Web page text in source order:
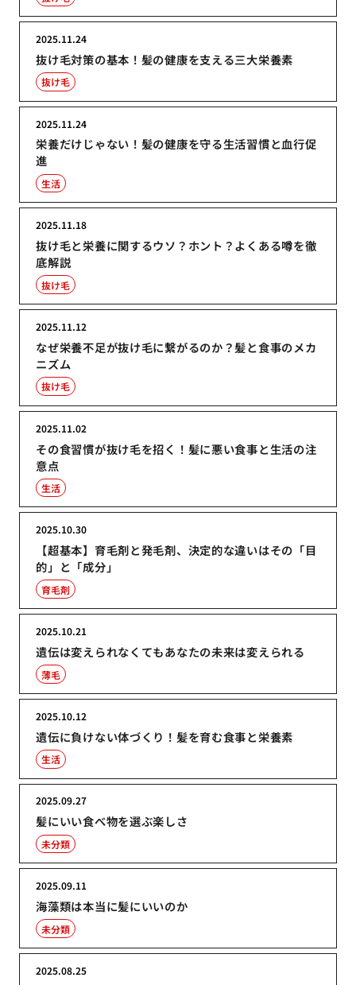
抜け毛対策の基本！髪の健康を支える三大栄養素
2025.11.24
抜け毛
栄養だけじゃない！髪の健康を守る生活習慣と血行促
進
2025.11.24
生活
抜け毛と栄養に関するウソ？ホント？よくある噂を徹
底解説
2025.11.18
抜け毛
なぜ栄養不足が抜け毛に繋がるのか？髪と食事のメカ
ニズム
2025.11.12
抜け毛
その食習慣が抜け毛を招く！髪に悪い食事と生活の注
意点
2025.11.02
生活
【超基本】育毛剤と発毛剤、決定的な違いはその「目
的」と「成分」
2025.10.30
育毛剤
遺伝は変えられなくてもあなたの未来は変えられる
2025.10.21
薄毛
遺伝に負けない体づくり！髪を育む食事と栄養素
2025.10.12
生活
髪にいい食べ物を選ぶ楽しさ
2025.09.27
未分類
海藻類は本当に髪にいいのか
2025.09.11
未分類
2025.08.25